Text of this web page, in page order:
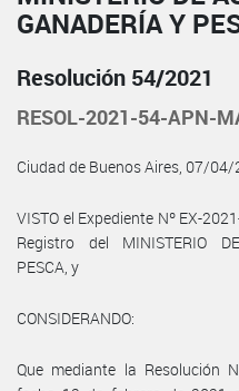
GANADERÍA Y
Resolución 54/2021
RESOL-2021-54-APN-
Ciudad de Buenos Aires, 07/04/
VISTO el Expediente Nº EX-
Registro del MINISTERIO
PESCA, y
CONSIDERANDO:
Que mediante la Resolución